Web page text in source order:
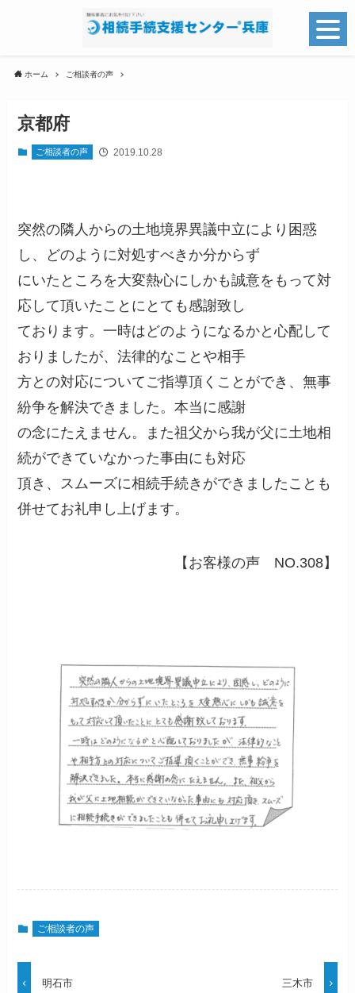
ホーム ご相談者の声
京都府
ご相談者の声 2019.10.28
突然の隣人からの土地境界異議中立により困惑
し、どのように対処すべきか分からず
にいたところを大変熱心にしかも誠意をもって対
応して頂いたことにとても感謝致し
ております。一時はどのようになるかと心配して
おりましたが、法律的なことや相手
方との対応についてご指導頂くことができ、無事
紛争を解決できました。本当に感謝
の念にたえません。また祖父から我が父に土地相
続ができていなかった事由にも対応
頂き、スムーズに相続手続きができましたことも
併せてお礼申し上げます。
【お客様の声 NO.308】
ご相談者の声
明石市 三木市